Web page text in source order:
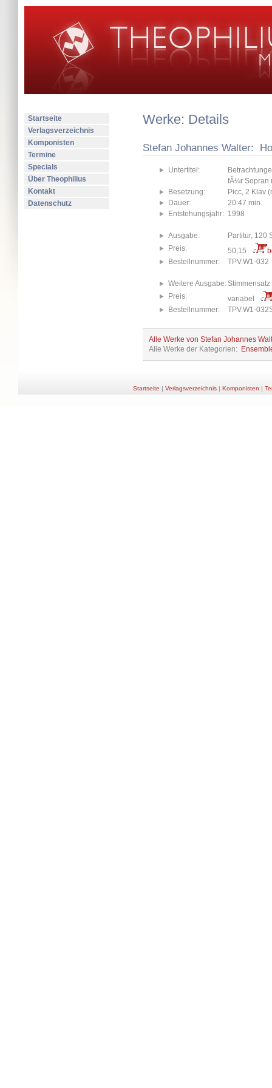
Startseite
Verlagsverzeichnis
Komponisten
Termine
Specials
Über Theophilius
Kontakt
Datenschutz
Werke: Details
Stefan Johannes Walter:
Untertitel:
fÃ¼r Sopran
Besetzung:
Picc, 2 Klav
Dauer:
20:47 min.
Entstehungsjahr: 1998
Ausgabe:
Partitur, 120
Preis:
50,15
Bestellnummer:
TPV.W1-032
Weitere Ausgabe:Stimmensatz
Preis:
variabel
Bestellnummer:
TPV.W1-
Alle Werke von Stefan Johannes
Alle Werke der Kategorien:
Startseite | Verlagsverzeichnis| Komponisten |